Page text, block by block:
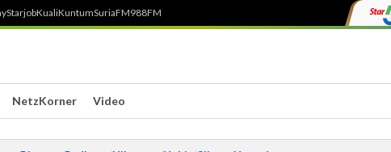
KualiKuntumSuriaFM988FM
NetzKorner Video